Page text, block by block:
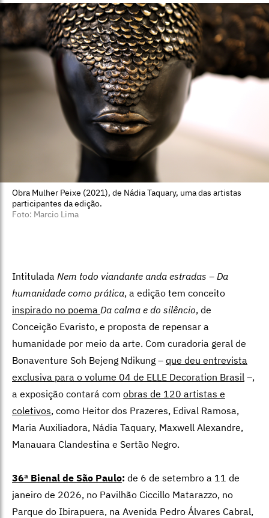
Obra Mulher Peixe (2021), de Nádia Taquary, uma das artistas
participantes da edição.
Foto: Marcio Lima
Intitulada Nem todo viandante anda estradas – Da
humanidade como prática, a edição tem conceito
inspirado no poema Da calma e do silêncio, de
Conceição Evaristo, e proposta de repensar a
humanidade por meio da arte. Com curadoria geral de
Bonaventure Soh Bejeng Ndikung – que deu entrevista
exclusiva para o volume 04 de ELLE Decoration Brasil –,
a exposição contará com obras de 120 artistas e
coletivos, como Heitor dos Prazeres, Edival Ramosa,
Maria Auxiliadora, Nádia Taquary, Maxwell Alexandre,
Manauara Clandestina e Sertão Negro.
36ª Bienal de São Paulo: de 6 de setembro a 11 de
janeiro de 2026, no Pavilhão Ciccillo Matarazzo, no
Parque do Ibirapuera, na Avenida Pedro Álvares Cabral,